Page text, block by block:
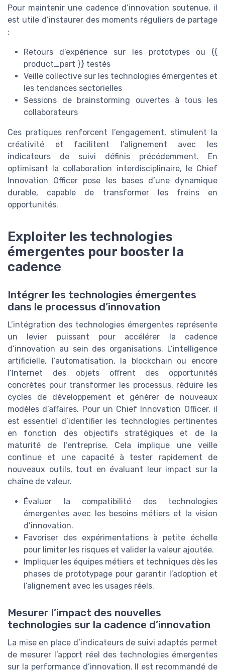
Pour maintenir une cadence d’innovation soutenue, il
est utile d’instaurer des moments réguliers de partage
:
Retours d’expérience sur les prototypes ou {{
product_part }} testés
Veille collective sur les technologies émergentes et
les tendances sectorielles
Sessions de brainstorming ouvertes à tous les
collaborateurs
Ces pratiques renforcent l’engagement, stimulent la
créativité et facilitent l’alignement avec les
indicateurs de suivi définis précédemment. En
optimisant la collaboration interdisciplinaire, le Chief
Innovation Officer pose les bases d’une dynamique
durable, capable de transformer les freins en
opportunités.
Exploiter les technologies
émergentes pour booster la
cadence
Intégrer les technologies émergentes
dans le processus d’innovation
L’intégration des technologies émergentes représente
un levier puissant pour accélérer la cadence
d’innovation au sein des organisations. L’intelligence
artificielle, l’automatisation, la blockchain ou encore
l’Internet des objets offrent des opportunités
concrètes pour transformer les processus, réduire les
cycles de développement et générer de nouveaux
modèles d’affaires. Pour un Chief Innovation Officer, il
est essentiel d’identifier les technologies pertinentes
en fonction des objectifs stratégiques et de la
maturité de l’entreprise. Cela implique une veille
continue et une capacité à tester rapidement de
nouveaux outils, tout en évaluant leur impact sur la
chaîne de valeur.
Évaluer la compatibilité des technologies
émergentes avec les besoins métiers et la vision
d’innovation.
Favoriser des expérimentations à petite échelle
pour limiter les risques et valider la valeur ajoutée.
Impliquer les équipes métiers et techniques dès les
phases de prototypage pour garantir l’adoption et
l’alignement avec les usages réels.
Mesurer l’impact des nouvelles
technologies sur la cadence d’innovation
La mise en place d’indicateurs de suivi adaptés permet
de mesurer l’apport réel des technologies émergentes
sur la performance d’innovation. Il est recommandé de